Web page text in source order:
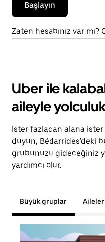
Başlayın
Zaten hesabınız var mı?
Uber ile
aileyle yolculuk
İster fazladan alana
duyun, Bédarrides'deki
grubunuzu gideceğiniz
yardımcı olur.
Büyük gruplar Aileler